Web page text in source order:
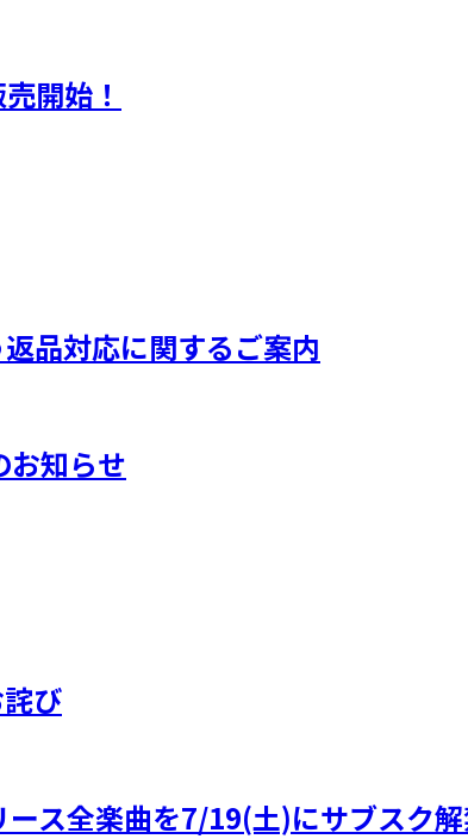
開始！
品対応に関するご案内
お知らせ
び
ス全楽曲を7/19(土)にサブスク解